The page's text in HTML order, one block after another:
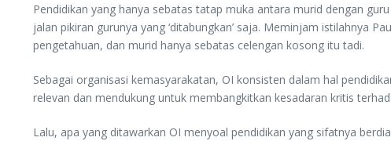
Pendidikan yang hanya sebatas tatap muka antara murid dengan
jalan pikiran gurunya yang ‘ditabungkan’ saja. Meminjam istilahnya
pengetahuan, dan murid hanya sebatas celengan kosong itu tadi.
Sebagai organisasi kemasyarakatan, OI konsisten dalam hal
relevan dan mendukung untuk membangkitkan kesadaran kritis
Lalu, apa yang ditawarkan OI menyoal pendidikan yang sifatnya